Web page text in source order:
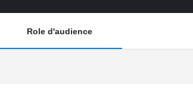
Role d'audience